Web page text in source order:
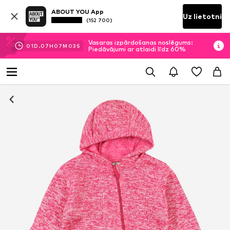
ABOUT YOU App
(152 700) Uz lietotni
01D.07H 07M 02 S
Vasaras izpārdošanas noslēgums:
Piedāvājumi ar atlaidi līdz 60%